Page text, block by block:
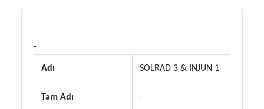
-
Adı SOLRAD 3 & INJUN 1
Tam Adı -